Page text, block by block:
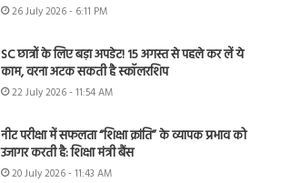
26 July 2026 - 6:11 PM
SC छात्रों के लिए बड़ा अपडेट! 15 अगस्त से पहले कर लें ये
काम, वरना अटक सकती है स्कॉलरशिप
22 July 2026 - 11:54 AM
नीट परीक्षा में सफलता “शिक्षा क्रांति” के व्यापक प्रभाव को
उजागर करती है: शिक्षा मंत्री बैंस
20 July 2026 - 11:43 AM